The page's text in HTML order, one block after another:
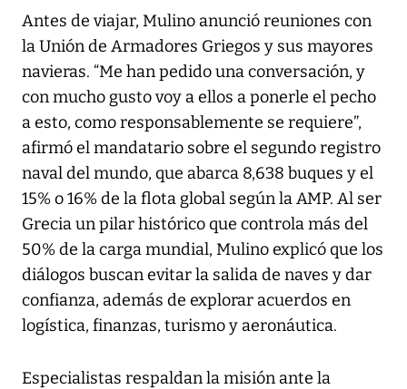
Antes de viajar, Mulino anunció reuniones con
la Unión de Armadores Griegos y sus mayores
navieras. “Me han pedido una conversación, y
con mucho gusto voy a ellos a ponerle el pecho
a esto, como responsablemente se requiere”,
afirmó el mandatario sobre el segundo registro
naval del mundo, que abarca 8,638 buques y el
15% o 16% de la flota global según la AMP. Al ser
Grecia un pilar histórico que controla más del
50% de la carga mundial, Mulino explicó que los
diálogos buscan evitar la salida de naves y dar
confianza, además de explorar acuerdos en
logística, finanzas, turismo y aeronáutica.
Especialistas respaldan la misión ante la